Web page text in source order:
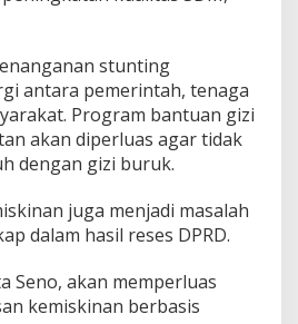
stunting
antara pemerintah, tenaga
Program bantuan gizi
akan diperluas agar tidak
dengan gizi buruk.
juga menjadi masalah
dalam hasil reses DPRD.
Seno, akan memperluas
kemiskinan berbasis